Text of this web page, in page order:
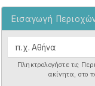
Εισαγωγή
Πληκτρολογήστε τις
ακίνητα, στο